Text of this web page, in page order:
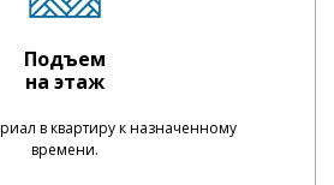
Подъем
на этаж
в квартиру к назначенному
времени.